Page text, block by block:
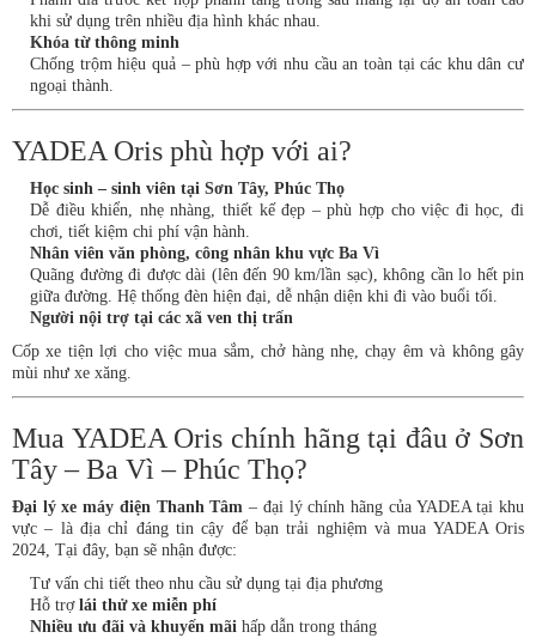
khi sử dụng trên nhiều địa hình khác nhau.
Khóa từ thông minh
Chống trộm hiệu quả – phù hợp với nhu cầu an toàn tại các khu dân cư
ngoại thành.
YADEA Oris phù hợp với ai?
Học sinh – sinh viên tại Sơn Tây, Phúc Thọ
Dễ điều khiển, nhẹ nhàng, thiết kế đẹp – phù hợp cho việc đi học, đi
chơi, tiết kiệm chi phí vận hành.
Nhân viên văn phòng, công nhân khu vực Ba Vì
Quãng đường đi được dài (lên đến 90 km/lần sạc), không cần lo hết pin
giữa đường. Hệ thống đèn hiện đại, dễ nhận diện khi đi vào buổi tối.
Người nội trợ tại các xã ven thị trấn
Cốp xe tiện lợi cho việc mua sắm, chở hàng nhẹ, chạy êm và không gây
mùi như xe xăng.
Mua YADEA Oris chính hãng tại đâu ở Sơn
Tây – Ba Vì – Phúc Thọ?
Đại lý xe máy điện Thanh Tâm – đại lý chính hãng của YADEA tại khu
vực – là địa chỉ đáng tin cậy để bạn trải nghiệm và mua YADEA Oris
2024, Tại đây, bạn sẽ nhận được:
Tư vấn chi tiết theo nhu cầu sử dụng tại địa phương
Hỗ trợ lái thử xe miễn phí
Nhiều ưu đãi và khuyến mãi hấp dẫn trong tháng